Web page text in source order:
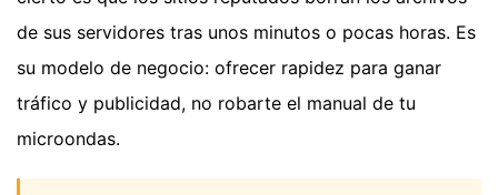
de sus servidores tras unos minutos o pocas horas. Es
su modelo de negocio: ofrecer rapidez para ganar
tráfico y publicidad, no robarte el manual de tu
microondas.